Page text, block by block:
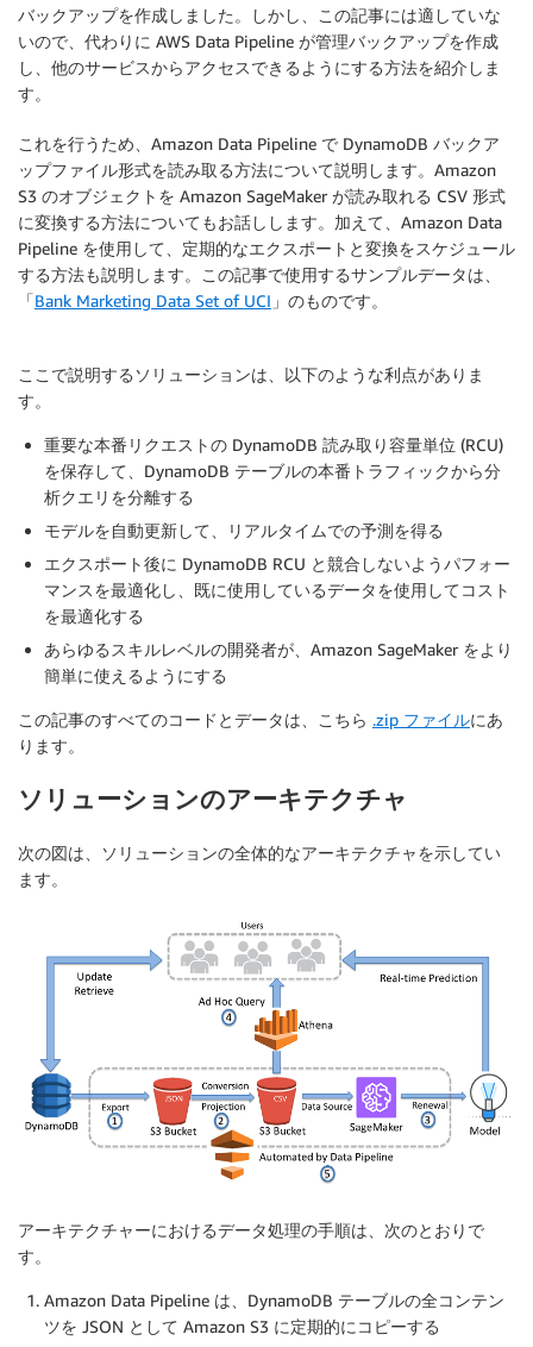
バックアップを作成しました。しかし、この記事には適していな
いので、代わりに AWS Data Pipeline が管理バックアップを作成
し、他のサービスからアクセスできるようにする方法を紹介しま
す。
これを行うため、Amazon Data Pipeline で DynamoDB バックア
ップファイル形式を読み取る方法について説明します。Amazon
S3 のオブジェクトを Amazon SageMaker が読み取れる CSV 形式
に変換する方法についてもお話しします。加えて、Amazon Data
Pipeline を使用して、定期的なエクスポートと変換をスケジュール
する方法も説明します。この記事で使用するサンプルデータは、
「Bank Marketing Data Set of UCI 」のものです。
ここで説明するソリューションは、以下のような利点がありま
す。
重要な本番リクエストの DynamoDB 読み取り容量単位 (RCU)
を保存して、DynamoDB テーブルの本番トラフィックから分
析クエリを分離する
モデルを自動更新して、リアルタイムでの予測を得る
エクスポート後に DynamoDB RCU と競合しないようパフォー
マンスを最適化し、既に使用しているデータを使用してコスト
を最適化する
あらゆるスキルレベルの開発者が、Amazon SageMaker をより
簡単に使えるようにする
この記事のすべてのコードとデータは、こちら .zip ファイルにあ
ります。
ソリューションのアーキテクチャ
次の図は、ソリューションの全体的なアーキテクチャを示してい
ます。
アーキテクチャーにおけるデータ処理の手順は、次のとおりで
す。
Amazon Data Pipeline は、DynamoDB テーブルの全コンテン
ツを JSON として Amazon S3 に定期的にコピーする